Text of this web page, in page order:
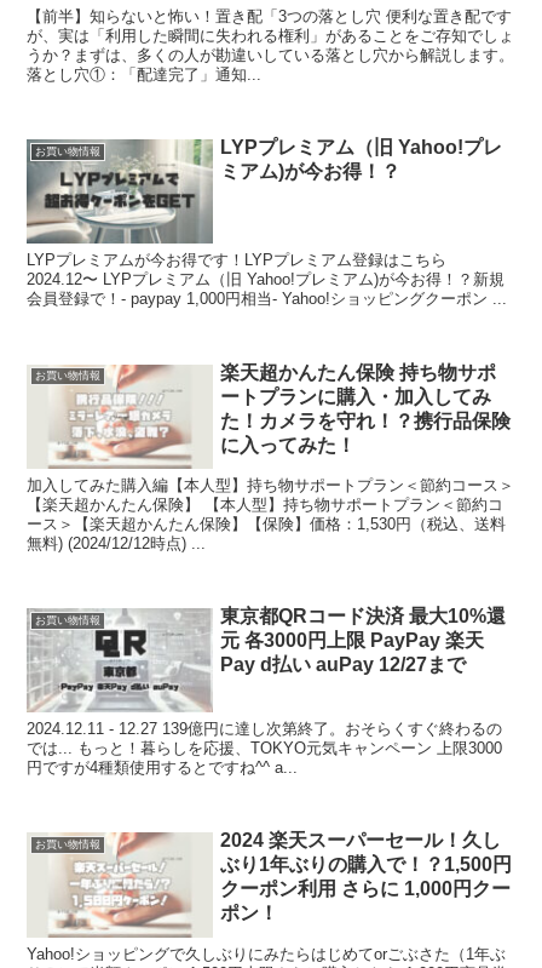
【前半】知らないと怖い！置き配「3つの落とし穴 便利な置き配です
が、実は「利用した瞬間に失われる権利」があることをご存知でしょ
うか？まずは、多くの人が勘違いしている落とし穴から解説します。
落とし穴①：「配達完了」通知...
お買い物情報
LYPプレミアム（旧 Yahoo!プレ
ミアム)が今お得！？
LYPプレミアムが今お得です！LYPプレミアム登録はこちら
2024.12〜 LYPプレミアム（旧 Yahoo!プレミアム)が今お得！？新規
会員登録で！- paypay 1,000円相当- Yahoo!ショッピングクーポン ...
お買い物情報
楽天超かんたん保険 持ち物サポ
ートプランに購入・加入してみ
た！カメラを守れ！？携行品保険
に入ってみた！
加入してみた購入編【本人型】持ち物サポートプラン＜節約コース＞
【楽天超かんたん保険】 【本人型】持ち物サポートプラン＜節約コ
ース＞【楽天超かんたん保険】【保険】価格：1,530円（税込、送料
無料) (2024/12/12時点) ...
お買い物情報
東京都QRコード決済 最大10%還
元 各3000円上限 PayPay 楽天
Pay d払い auPay 12/27まで
2024.12.11 - 12.27 139億円に達し次第終了。おそらくすぐ終わるの
では... もっと！暮らしを応援、TOKYO元気キャンペーン 上限3000
円ですが4種類使用するとですね^^ a...
お買い物情報
2024 楽天スーパーセール！久し
ぶり1年ぶりの購入で！？1,500円
クーポン利用 さらに 1,000円クー
ポン！
Yahoo!ショッピングで久しぶりにみたらはじめてorごぶさた（1年ぶ